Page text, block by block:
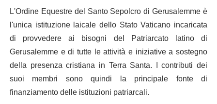
L'Ordine Equestre del Santo Sepolcro di Gerusalemme è
l'unica istituzione laicale dello Stato Vaticano incaricata
di provvedere ai bisogni del Patriarcato latino di
Gerusalemme e di tutte le attività e iniziative a sostegno
della presenza cristiana in Terra Santa. I contributi dei
suoi membri sono quindi la principale fonte di
finanziamento delle istituzioni patriarcali.